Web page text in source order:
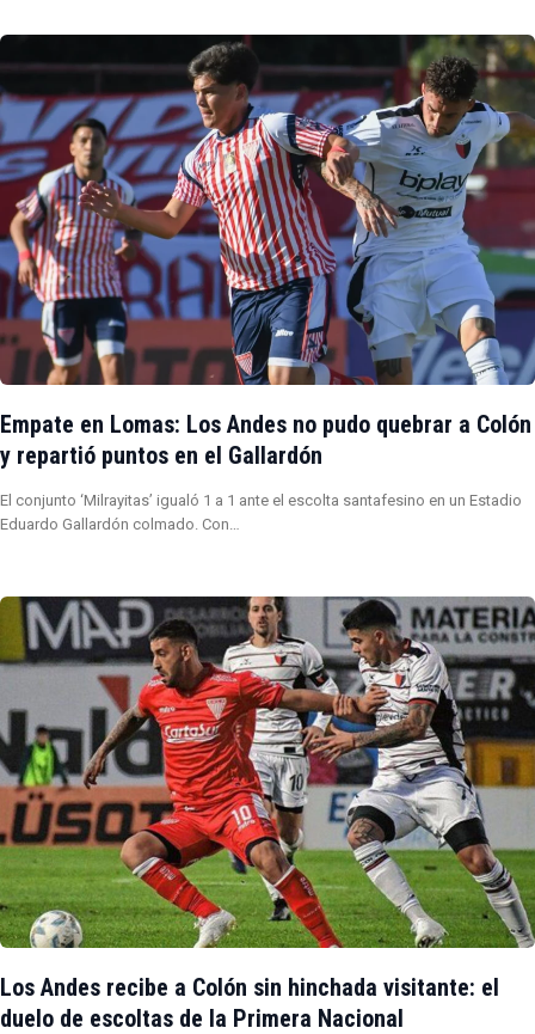
Empate en Lomas: Los Andes no pudo quebrar a Colón
y repartió puntos en el Gallardón
El conjunto ‘Milrayitas’ igualó 1 a 1 ante el escolta santafesino en un Estadio
Eduardo Gallardón colmado. Con…
Los Andes recibe a Colón sin hinchada visitante: el
duelo de escoltas de la Primera Nacional